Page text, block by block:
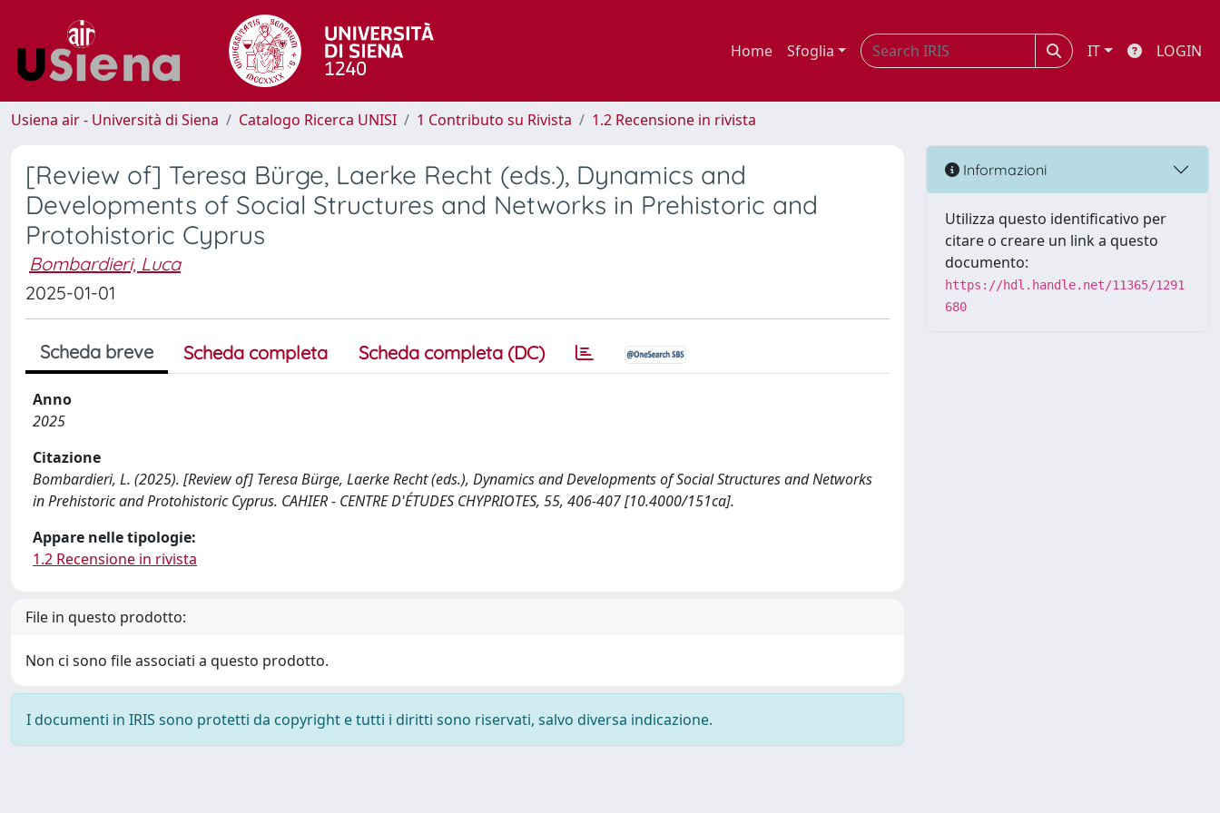
Home Sfoglia IT LOGIN
Usiena air - Università di Siena Catalogo Ricerca UNISI 1 Contributo su Rivista 1.2 Recensione in rivista
[Review of] Teresa Bürge, Laerke Recht (eds.), Dynamics and
Developments of Social Structures and Networks in Prehistoric and
Protohistoric Cyprus
Bombardieri, Luca
2025-01-01
Scheda breve Scheda completa Scheda completa (DC)
Anno
2025
Citazione
Bombardieri, L. (2025). [Review of] Teresa Bürge, Laerke Recht (eds.), Dynamics and Developments of Social Structures and Networks
in Prehistoric and Protohistoric Cyprus. CAHIER - CENTRE D'ÉTUDES CHYPRIOTES, 55, 406-407 [10.4000/151ca].
Appare nelle tipologie:
1.2 Recensione in rivista
File in questo prodotto:
Non ci sono file associati a questo prodotto.
I documenti in IRIS sono protetti da copyright e tutti i diritti sono riservati, salvo diversa indicazione.
Informazioni
Utilizza questo identificativo per
citare o creare un link a questo
documento:
https://hdl.handle.net/11365/1291
680